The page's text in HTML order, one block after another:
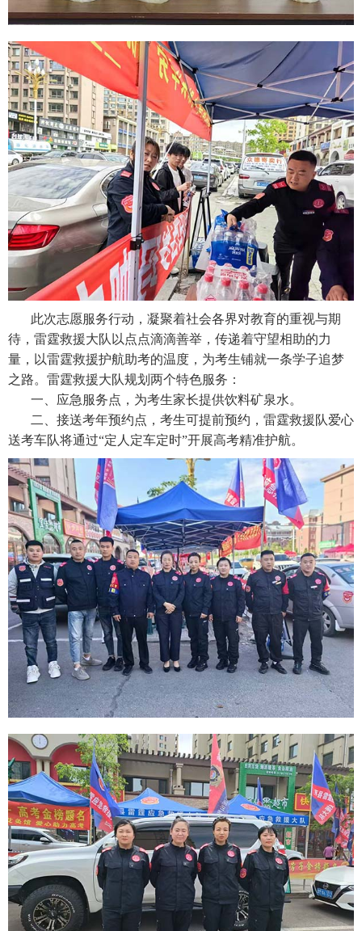
此次志愿服务行动，凝聚着社会各界对教育的重视与期
待，雷霆救援大队以点点滴滴善举，传递着守望相助的力
量，以雷霆救援护航助考的温度，为考生铺就一条学子追梦
之路。雷霆救援大队规划两个特色服务：
一、应急服务点，为考生家长提供饮料矿泉水。
二、接送考年预约点，考生可提前预约，雷霆救援队爱心
送考车队将通过“定人定车定时”开展高考精准护航。